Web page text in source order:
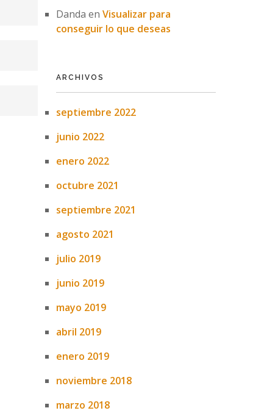
Danda en Visualizar para
conseguir lo que deseas
ARCHIVOS
septiembre 2022
junio 2022
enero 2022
octubre 2021
septiembre 2021
agosto 2021
julio 2019
junio 2019
mayo 2019
abril 2019
enero 2019
noviembre 2018
marzo 2018